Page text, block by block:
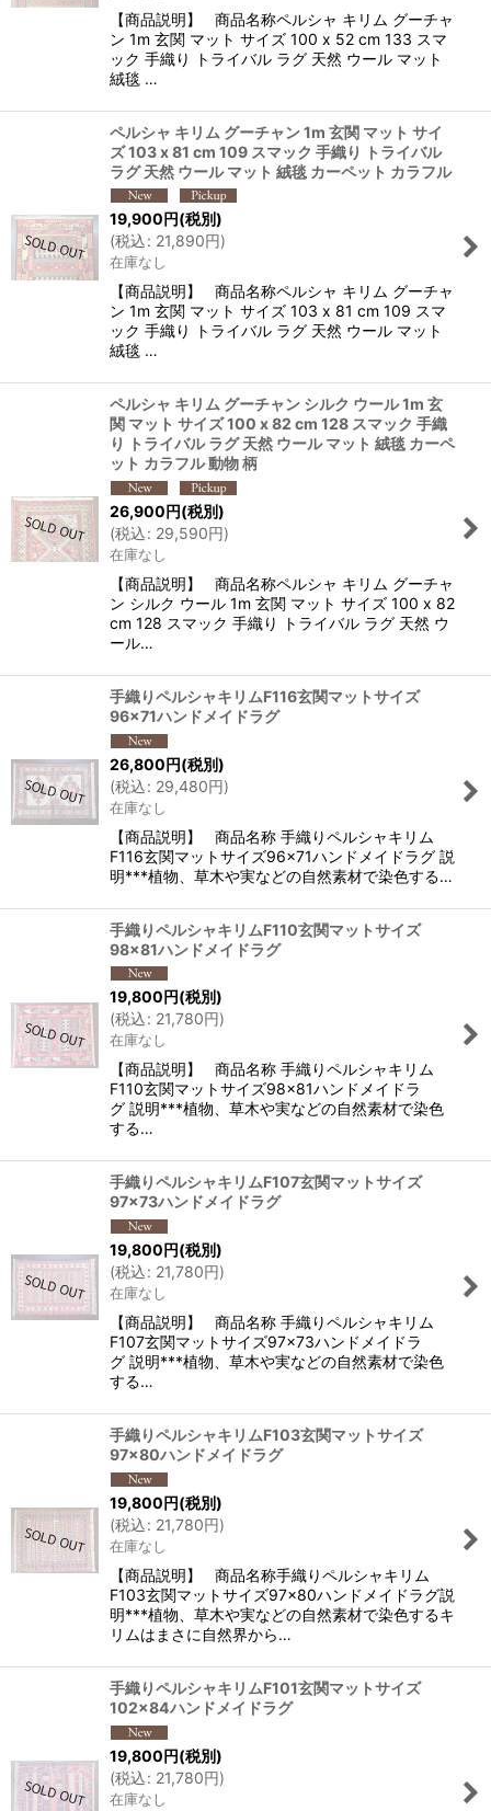
【商品説明】 商品名称ペルシャ キリム グーチャ
ン 1m 玄関 マット サイズ 100 x 52 cm 133 スマ
ック 手織り トライバル ラグ 天然 ウール マット
絨毯 …
ペルシャ キリム グーチャン 1m 玄関 マット サイ
ズ 103 x 81 cm 109 スマック 手織り トライバル
ラグ 天然 ウール マット 絨毯 カーペット カラフル
19,900 円(税別)
(税込: 21,890円)
在庫なし
【商品説明】 商品名称ペルシャ キリム グーチャ
ン 1m 玄関 マット サイズ 103 x 81 cm 109 スマ
ック 手織り トライバル ラグ 天然 ウール マット
絨毯 …
ペルシャ キリム グーチャン シルク ウール 1m 玄
関 マット サイズ 100 x 82 cm 128 スマック 手織
り トライバル ラグ 天然 ウール マット 絨毯 カーペ
ット カラフル 動物 柄
26,900円(税別)
(税込: 29,590円)
在庫なし
【商品説明】 商品名称ペルシャ キリム グーチャ
ン シルク ウール 1m 玄関 マット サイズ 100 x 82
cm 128 スマック 手織り トライバル ラグ 天然 ウ
ール…
手織りペルシャキリムF116玄関マットサイズ
96×71ハンドメイドラグ
26,800円(税別)
(税込: 29,480円)
在庫なし
【商品説明】 商品名称 手織りペルシャキリム
F116玄関マットサイズ96×71ハンドメイドラグ 説
明***植物、草木や実などの自然素材で染色する…
手織りペルシャキリムF110玄関マットサイズ
98×81ハンドメイドラグ
19,800 円(税別)
(税込: 21,780円)
在庫なし
【商品説明】 商品名称 手織りペルシャキリム
F110玄関マットサイズ98×81ハンドメイドラ
グ 説明***植物、草木や実などの自然素材で染色
する…
手織りペルシャキリムF107玄関マットサイズ
97×73ハンドメイドラグ
19,800円(税別)
(税込: 21,780円)
在庫なし
【商品説明】 商品名称 手織りペルシャキリム
F107玄関マットサイズ97×73ハンドメイドラ
グ 説明***植物、草木や実などの自然素材で染色
する…
手織りペルシャキリムF103玄関マットサイズ
97×80ハンドメイドラグ
19,800円(税別)
(税込: 21,780円)
在庫なし
【商品説明】 商品名称手織りペルシャキリム
F103玄関マットサイズ97×80ハンドメイドラグ説
明***植物、草木や実などの自然素材で染色するキ
リムはまさに自然界から…
手織りペルシャキリムF101玄関マットサイズ
102×84ハンドメイドラグ
19,800円(税別)
(税込: 21,780円)
在庫なし